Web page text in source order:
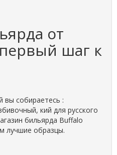
от
шаг к
вы собираетесь :
кий для русского
бильярда Buffalo
лучшие образцы.